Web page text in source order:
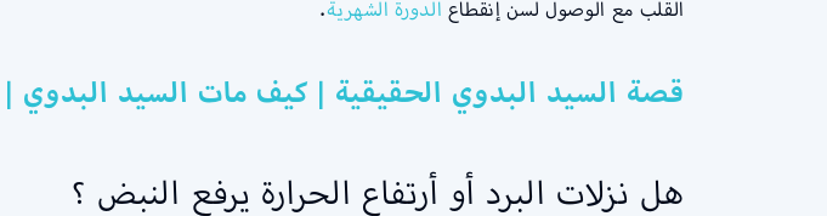
القلب مع الوصول لسن إنقطاع الدورة الشهرية.
قصة السيد البدوي الحقيقية | كيف مات السيد البدوي |
هل نزلات البرد أو أرتفاع الحرارة يرفع النبض ؟